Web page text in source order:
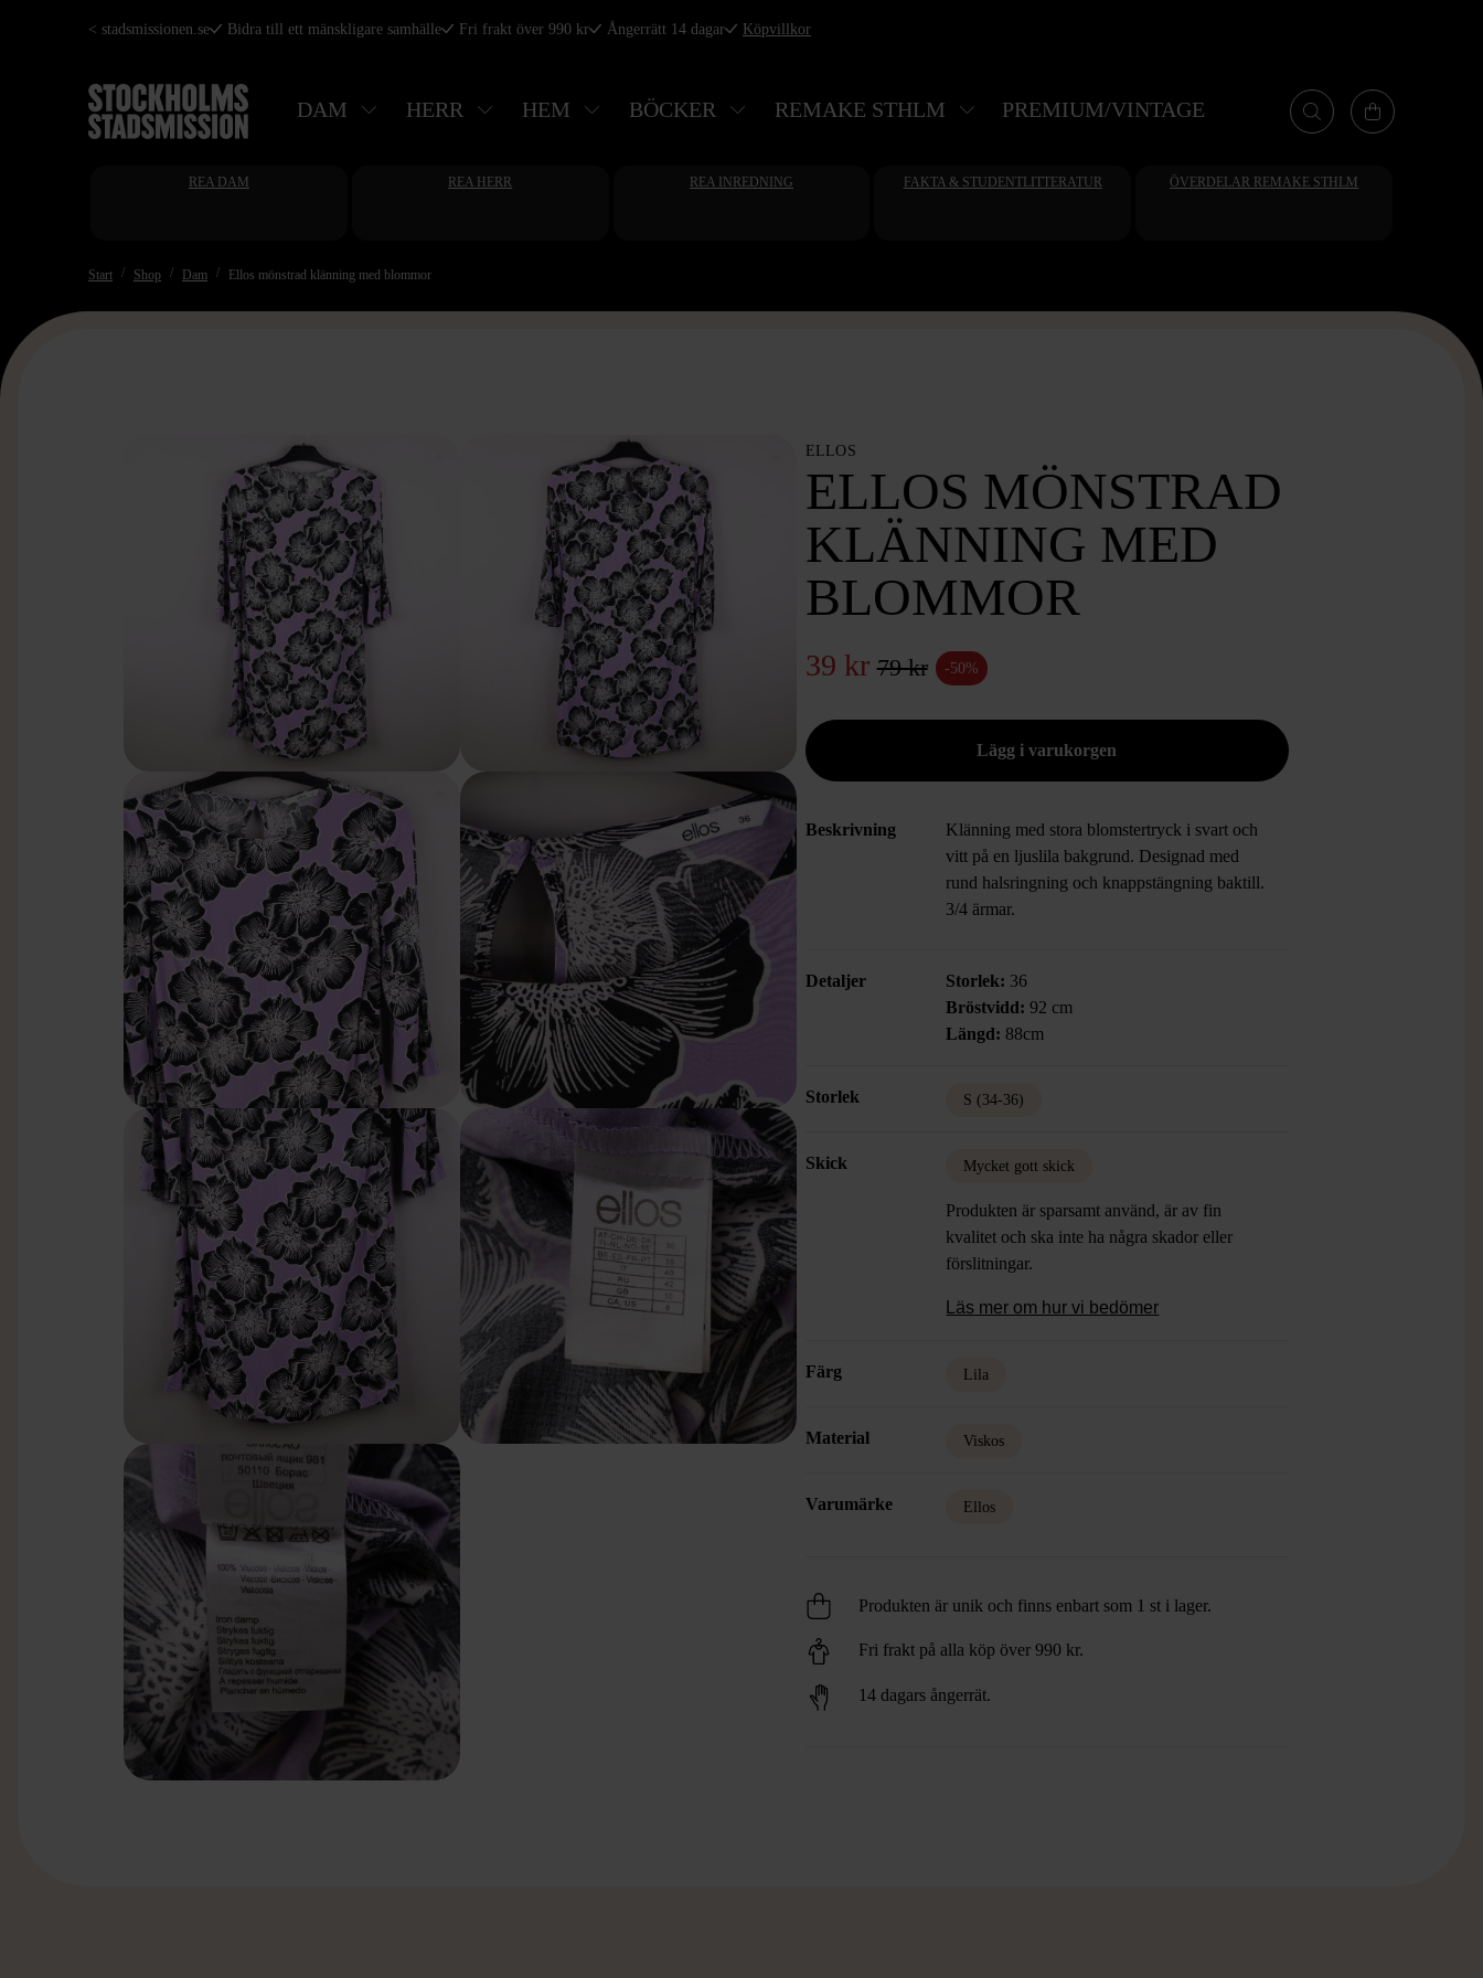
Hoppa
huvudinnehåll
< stadsmissionen.se Bidra till ett mänskligare samhälle Fri frakt över 990 kr Ångerrätt 14 dagar Köpvillkor
DAM HERR HEM BÖCKER REMAKE STHLM PREMIUM/VINTAGE
REA DAM REA HERR REA INREDNING FAKTA & STUDENTLITTERATUR ÖVERDELAR REMAKE STHLM
Start Shop Dam Ellos mönstrad klänning med blommor
ELLOS
ELLOS MÖNSTRAD
KLÄNNING MED
BLOMMOR
39 kr 79 kr -50%
Beskrivning
Klänning med stora blomstertryck i svart och
vitt på en ljuslila bakgrund. Designad med
rund halsringning och knappstängning baktill.
3/4 ärmar.
Detaljer Storlek: 36
Bröstvidd: 92 cm
Längd: 88cm
Storlek S (34-36)
Skick Mycket gott skick
Produkten är sparsamt använd, är av fin
kvalitet och ska inte ha några skador eller
förslitningar.
Läs mer om hur vi bedömer
Färg Lila
Material Viskos
Varumärke Ellos
Produkten är unik och finns enbart som 1 st i lager.
Fri frakt på alla köp över 990 kr.
14 dagars ångerrät.